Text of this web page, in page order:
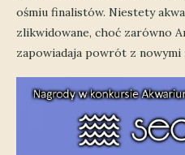
ośmiu finalistów. Niestety
zlikwidowane, choć zarówno
zapowiadaja powrót z nowymi